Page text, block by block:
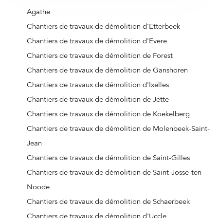
Agathe
Chantiers de travaux de démolition d'Etterbeek
Chantiers de travaux de démolition d'Evere
Chantiers de travaux de démolition de Forest
Chantiers de travaux de démolition de Ganshoren
Chantiers de travaux de démolition d'Ixelles
Chantiers de travaux de démolition de Jette
Chantiers de travaux de démolition de Koekelberg
Chantiers de travaux de démolition de Molenbeek-Saint-
Jean
Chantiers de travaux de démolition de Saint-Gilles
Chantiers de travaux de démolition de Saint-Josse-ten-
Noode
Chantiers de travaux de démolition de Schaerbeek
Chantiers de travaux de démolition d'Uccle